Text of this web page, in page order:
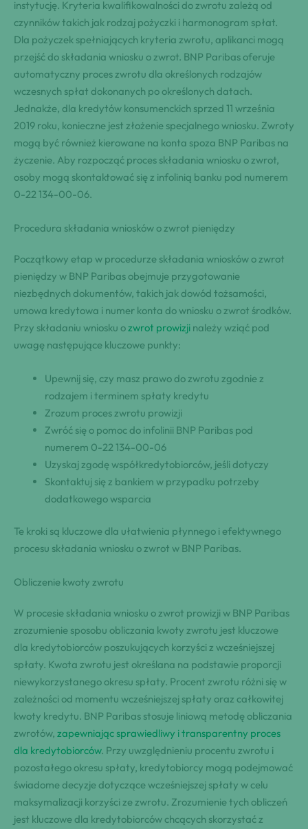
instytucję. Kryteria kwalifikowalności do zwrotu zależą od
czynników takich jak rodzaj pożyczki i harmonogram spłat.
Dla pożyczek spełniających kryteria zwrotu, aplikanci mogą
przejść do składania wniosku o zwrot. BNP Paribas oferuje
automatyczny proces zwrotu dla określonych rodzajów
wczesnych spłat dokonanych po określonych datach.
Jednakże, dla kredytów konsumenckich sprzed 11 września
2019 roku, konieczne jest złożenie specjalnego wniosku. Zwroty
mogą być również kierowane na konta spoza BNP Paribas na
życzenie. Aby rozpocząć proces składania wniosku o zwrot,
osoby mogą skontaktować się z infolinią banku pod numerem
0-22 134-00-06.
Procedura składania wniosków o zwrot pieniędzy
Początkowy etap w procedurze składania wniosków o zwrot
pieniędzy w BNP Paribas obejmuje przygotowanie
niezbędnych dokumentów, takich jak dowód tożsamości,
umowa kredytowa i numer konta do wniosku o zwrot środków.
Przy składaniu wniosku ozwrot prowizji należy wziąć pod
uwagę następujące kluczowe punkty:
Upewnij się, czy masz prawo do zwrotu zgodnie z
rodzajem i terminem spłaty kredytu
Zrozum proces zwrotu prowizji
Zwróć się o pomoc do infolinii BNP Paribas pod
numerem 0-22 134-00-06
Uzyskaj zgodę współkredytobiorców, jeśli dotyczy
Skontaktuj się z bankiem w przypadku potrzeby
dodatkowego wsparcia
Te kroki są kluczowe dla ułatwienia płynnego i efektywnego
procesu składania wniosku o zwrot w BNP Paribas.
Obliczenie kwoty zwrotu
W procesie składania wniosku o zwrot prowizji w BNP Paribas
zrozumienie sposobu obliczania kwoty zwrotu jest kluczowe
dla kredytobiorców poszukujących korzyści z wcześniejszej
spłaty. Kwota zwrotu jest określana na podstawie proporcji
niewykorzystanego okresu spłaty. Procent zwrotu różni się w
zależności od momentu wcześniejszej spłaty oraz całkowitej
kwoty kredytu. BNP Paribas stosuje liniową metodę obliczania
zwrotów, zapewniając sprawiedliwy i transparentny proces
dla kredytobiorców. Przy uwzględnieniu procentu zwrotu i
pozostałego okresu spłaty, kredytobiorcy mogą podejmować
świadome decyzje dotyczące wcześniejszej spłaty w celu
maksymalizacji korzyści ze zwrotu. Zrozumienie tych obliczeń
jest kluczowe dla kredytobiorców chcących skorzystać z